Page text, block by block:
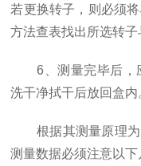
若更换转子，则必须
方法查表找出所选转子
6、测量完毕后，
洗干净拭干后放回盒内
根据其测量原理为
测量数据必须注意以下